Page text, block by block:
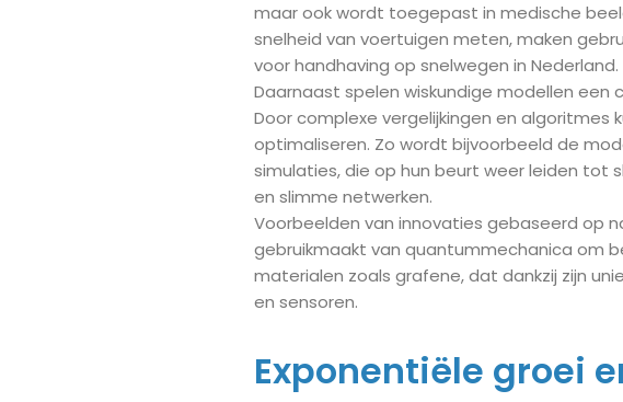
maar ook wordt toegepast in medische
snelheid van voertuigen meten, maken
voor handhaving op snelwegen in Nederland.
Daarnaast spelen wiskundige modellen een
Door complexe vergelijkingen en algoritmes
optimaliseren. Zo wordt bijvoorbeeld de
simulaties, die op hun beurt weer leiden
en slimme netwerken.
Voorbeelden van innovaties gebaseerd op
gebruikmaakt van quantummechanica om
materialen zoals grafene, dat dankzij zijn
en sensoren.
Exponentiële groei